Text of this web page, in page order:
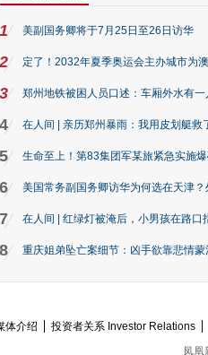
1 美副国务卿将于7月25日至26日访华
2 定了！2032年夏季奥运会主办城市为
3 郑州地铁被困人员口述：车厢外水有
4 在人间 | 亲历郑州暴雨：我用皮划艇救
5 生命至上！第83集团军某旅紧急实施
6 美国常务副国务卿访华为何选在天津？
7 在人间 | 红绿灯被淹后，小男孩在路口
8 重庆姐弟坠亡案细节：凶手欲靠悲情
体介绍 投资者关系 Investor Relations
凤凰